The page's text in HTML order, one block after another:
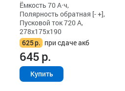
Ёмкость 70 А·ч,
Полярность обратная [- +],
Пусковой ток 720 А,
278x175x190
625р. при сдаче акб
645р.
Купить